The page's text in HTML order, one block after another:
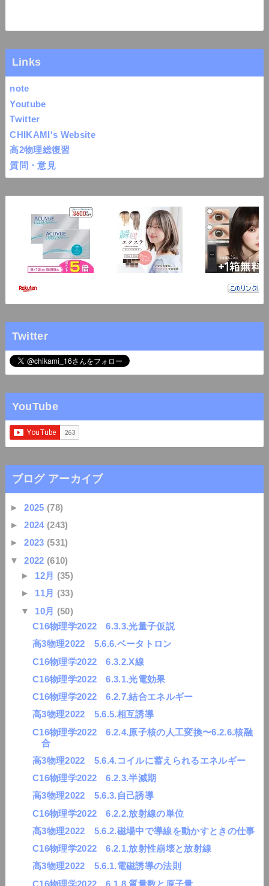
Links
note
Youtube
Twitter
CHIKAMI's Website
高2物理総復習
質問・意見
Twitter
YouTube
ブログ アーカイブ
►2025 (78)
►2024 (243)
►2023 (531)
▼2022 (610)
► 12月 (35)
► 11月 (33)
▼ 10月 (50)
C16物理学2022 6.3.3.光量子仮説
高3物理2022 5.6.6.ベータトロン
C16物理学2022 6.3.2.X線
C16物理学2022 6.3.1.光電効果
C16物理学2022 6.2.7.結合エネルギー
高3物理2022 5.6.5.相互誘導
C16物理学2022 6.2.4.原子核の人工変換〜6.2.6.核融
合
高3物理2022 5.6.4.コイルに蓄えられるエネルギー
C16物理学2022 6.2.3.半減期
高3物理2022 5.6.3.自己誘導
C16物理学2022 6.2.2.放射線の単位
高3物理2022 5.6.2.磁場中で導線を動かすときの仕事
C16物理学2022 6.2.1.放射性崩壊と放射線
高3物理2022 5.6.1.電磁誘導の法則
C16物理学2022 6.1.8.質量数と原子量